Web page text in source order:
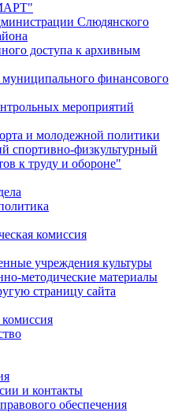
Слюдянского
доступа к архивным
финансового
мероприятий
и молодежной политики
спортивно-физкультурный
к труду и обороне"
комиссия
учреждения культуры
методические материалы
страницу сайта
и контакты
обеспечения